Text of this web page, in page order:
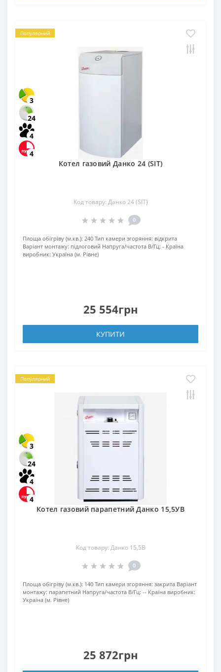
Популярний
3
24
4
4
Котел газовий Данко 24 (SIT)
Код товару: Данко 24 (SIT)
0
Площа обігріву (м.кв.): 240 Тип камери згоряння: відкрита
Варіант монтажу: підлоговий Напруга/частота В/Гц: - Країна
виробник: Україна (м. Рівне)
25 554грн
КУПИТИ
Популярний
3
24
4
4
Котел газовий парапетний Данко 15,5УВ
Код товару: Данко 15,5В
0
Площа обігріву (м.кв.): 140 Тип камери згоряння: закрита Варіант
монтажу: парапетний Напруга/частота В/Гц: -- Країна виробник:
Україна (м. Рівне)
25 872грн